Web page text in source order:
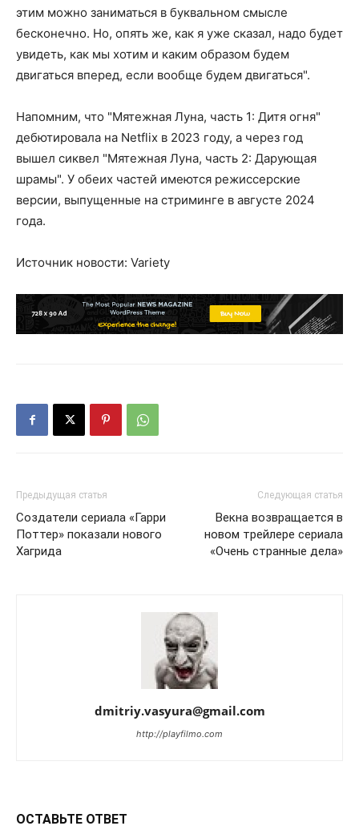
этим можно заниматься в буквальном смысле
бесконечно. Но, опять же, как я уже сказал, надо будет
увидеть, как мы хотим и каким образом будем
двигаться вперед, если вообще будем двигаться".
Напомним, что "Мятежная Луна, часть 1: Дитя огня"
дебютировала на Netflix в 2023 году, а через год
вышел сиквел "Мятежная Луна, часть 2: Дарующая
шрамы". У обеих частей имеются режиссерские
версии, выпущенные на стриминге в августе 2024
года.
Источник новости: Variety
Предыдущая статья
Создатели сериала «Гарри
Поттер» показали нового
Хагрида
Следующая статья
Векна возвращается в
новом трейлере сериала
«Очень странные дела»
dmitriy.vasyura@gmail.com
http://playfilmo.com
ОСТАВЬТЕ ОТВЕТ